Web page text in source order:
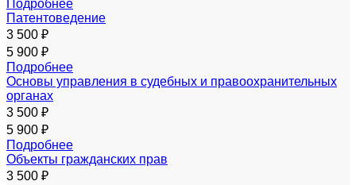
Подробнее
Патентоведение
3 500 ₽
5 900 ₽
Подробнее
Основы управления в судебных и правоохранительных
органах
3 500 ₽
5 900 ₽
Подробнее
Объекты гражданских прав
3 500 ₽